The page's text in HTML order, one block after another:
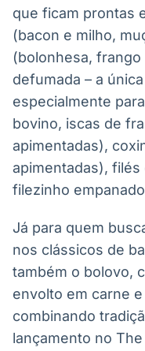
que ficam prontas
(bacon e milho,
(bolonhesa,
defumada – a
especialmente
bovino, iscas de
apimentadas),
apimentadas), filés
filezinho
Já para quem
nos clássicos de
também o bolovo,
envolto em carne
combinando
lançamento no